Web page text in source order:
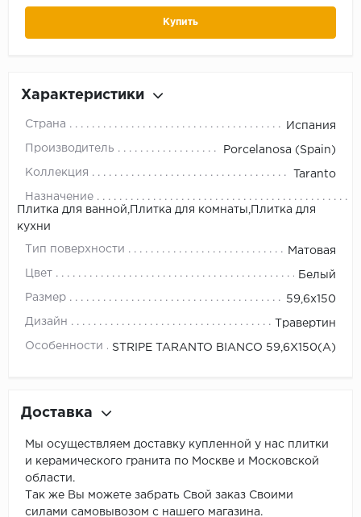
Купить
Характеристики
Страна Испания
Производитель Porcelanosa (Spain)
Коллекция Taranto
Назначение
Плитка для ванной,Плитка для комнаты,Плитка для
кухни
Тип поверхности Матовая
Цвет Белый
Размер 59,6x150
Дизайн Травертин
Особенности STRIPE TARANTO BIANCO 59,6X150(A)
Доставка
Мы осуществляем доставку купленной у нас плитки
и керамического гранита по Москве и Московской
области.
Так же Вы можете забрать Свой заказ Своими
силами самовывозом с нашего магазина.